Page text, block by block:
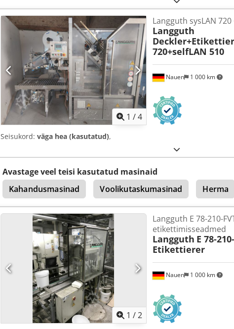
1 /4
Nauen 1 000 km
Langguth sysLAN 720
Langguth
720+selfLAN 510
Seisukord: väga hea (kasutatud),
Avastage veel teisi kasutatud masinaid
Kahandusmasinad
Voolikutaskumasinad Herma
1 /2
Nauen 1 000 km
Langguth E 78-210-
etikettimisseadmed
Langguth E 78-
Etikettierer